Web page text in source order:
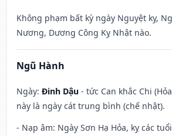
Không phạm bất kỳ ngày Nguyệt kỵ,
Nương, Dương Công Kỵ Nhật nào.
Ngũ Hành
Ngày: Đinh Dậu - tức Can khắc Chi
này là ngày cát trung bình (chế nhật).
- Nạp âm: Ngày Sơn Hạ Hỏa, kỵ các